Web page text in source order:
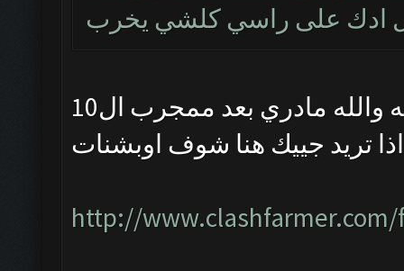
ادك على راسي كلشي يخرب
والله مادري بعد ممجرب ال10
تريد جييك هنا شوف اوبشنات
http://